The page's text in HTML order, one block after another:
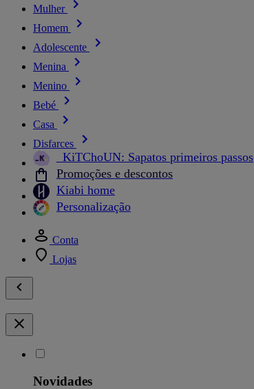
Mulher
Homem
Adolescente
Menina
Menino
Bebé
Casa
Disfarces
_KiTChoUN: Sapatos primeiros passos
Promoções e descontos
Kiabi home
Personalização
Conta
Lojas
Novidades